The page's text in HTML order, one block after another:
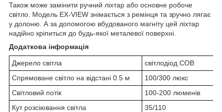
Також може замінити ручний ліхтар або основне робоче
світло. Модель EX-VIEW знімається з ремінця та зручно лягає
у долоню. А за допомогою вбудованого магніту цей ліхтар
надійно кріпиться до будь-якої металевої поверхні.
Додаткова інформація
Джерело світла
світлодіод СОВ
Спрямоване світло на відстані 0.5 м
100/300 люкс
Світловий потік
100-200 люменів
Кут розсіювання світла
35/110